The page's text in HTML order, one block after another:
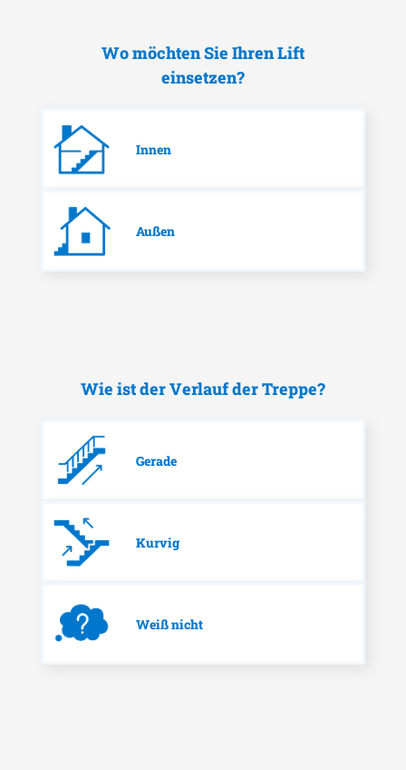
Wo möchten Sie Ihren Lift
einsetzen?
Innen
Außen
Wie ist der Verlauf der Treppe?
Gerade
Kurvig
Weiß nicht